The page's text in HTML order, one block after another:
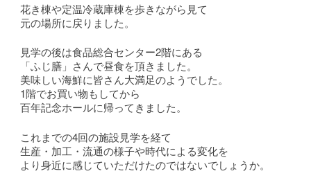
花き棟や定温冷蔵庫棟を歩きながら見て
元の場所に戻りました。
見学の後は食品総合センター2階にある
「ふじ膳」さんで昼食を頂きました。
美味しい海鮮に皆さん大満足のようでした。
1階でお買い物もしてから
百年記念ホールに帰ってきました。
これまでの4回の施設見学を経て
生産・加工・流通の様子や時代による変化を
より身近に感じていただけたのではないでしょうか。